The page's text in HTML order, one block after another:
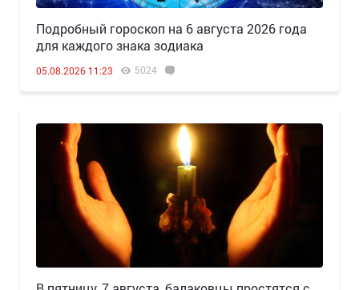
Подробный гороскоп на 6 августа 2026 года
для каждого знака зодиака
05.08.2026 11:23 5024